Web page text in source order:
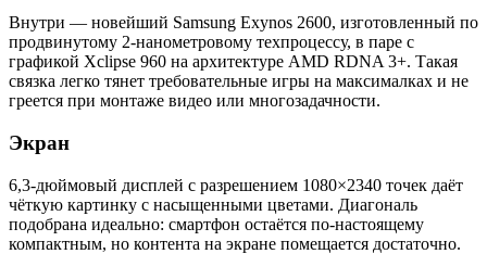
Внутри — новейший Samsung Exynos 2600, изготовленный по
продвинутому 2-нанометровому техпроцессу, в паре с
графикой Xclipse 960 на архитектуре AMD RDNA 3+. Такая
связка легко тянет требовательные игры на максималках и не
греется при монтаже видео или многозадачности.
Экран
6,3-дюймовый дисплей с разрешением 1080×2340 точек даёт
чёткую картинку с насыщенными цветами. Диагональ
подобрана идеально: смартфон остаётся по-настоящему
компактным, но контента на экране помещается достаточно.